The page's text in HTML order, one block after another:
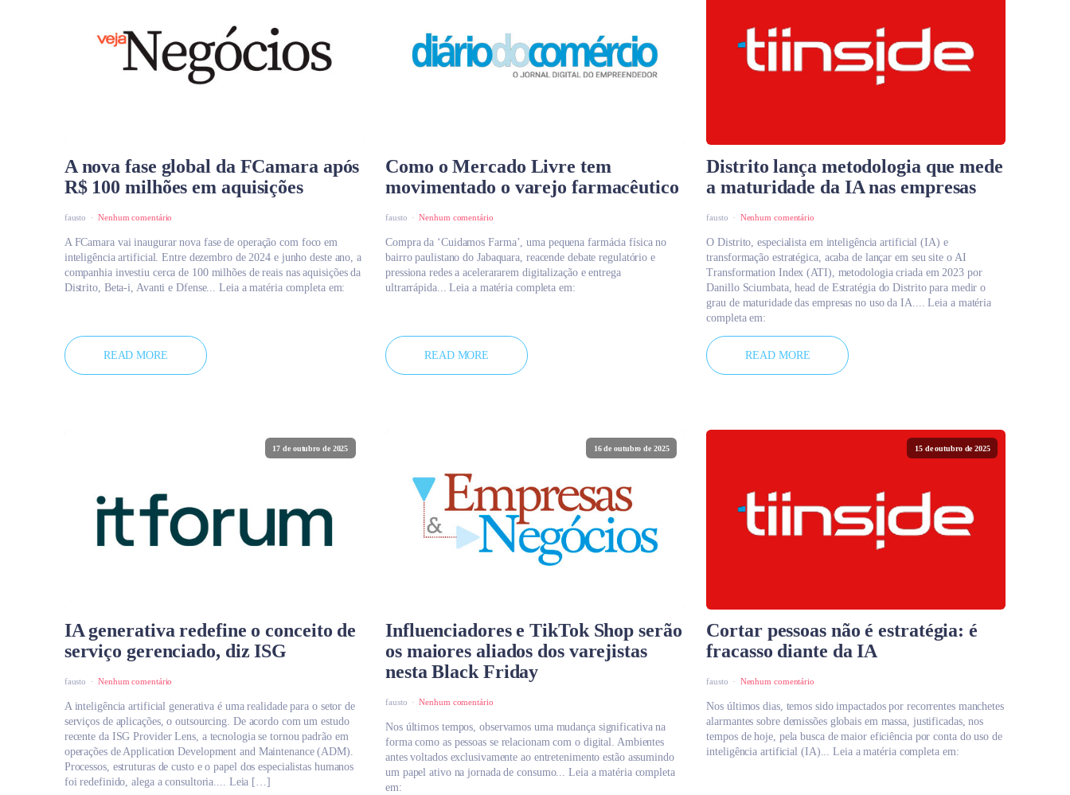
A nova fase global da FCamara após
R$ 100 milhões em aquisições
fausto Nenhum comentário
A FCamara vai inaugurar nova fase de operação com foco em
inteligência artificial. Entre dezembro de 2024 e junho deste ano, a
companhia investiu cerca de 100 milhões de reais nas aquisições da
Distrito, Beta-i, Avanti e Dfense... Leia a matéria completa em:
READ MORE
Como o Mercado Livre tem
movimentado o varejo farmacêutico
fausto Nenhum comentário
Compra da ‘Cuidamos Farma’, uma pequena farmácia física no
bairro paulistano do Jabaquara, reacende debate regulatório e
pressiona redes a acelerararem digitalização e entrega
ultrarrápida... Leia a matéria completa em:
READ MORE
Distrito lança metodologia que mede
a maturidade da IA nas empresas
fausto Nenhum comentário
O Distrito, especialista em inteligência artificial (IA) e
transformação estratégica, acaba de lançar em seu site o AI
Transformation Index (ATI), metodologia criada em 2023 por
Danillo Sciumbata, head de Estratégia do Distrito para medir o
grau de maturidade das empresas no uso da IA.... Leia a matéria
completa em:
READ MORE
17 de outubro de 2025
IA generativa redefine o conceito de
serviço gerenciado, diz ISG
fausto Nenhum comentário
A inteligência artificial generativa é uma realidade para o setor de
serviços de aplicações, o outsourcing. De acordo com um estudo
recente da ISG Provider Lens, a tecnologia se tornou padrão em
operações de Application Development and Maintenance (ADM).
Processos, estruturas de custo e o papel dos especialistas humanos
foi redefinido, alega a consultoria.... Leia […]
16 de outubro de 2025
Influenciadores e TikTok Shop serão
os maiores aliados dos varejistas
nesta Black Friday
fausto Nenhum comentário
Nos últimos tempos, observamos uma mudança significativa na
forma como as pessoas se relacionam com o digital. Ambientes
antes voltados exclusivamente ao entretenimento estão assumindo
um papel ativo na jornada de consumo... Leia a matéria completa
em:
15 de outubro de 2025
Cortar pessoas não é estratégia: é
fracasso diante da IA
fausto Nenhum comentário
Nos últimos dias, temos sido impactados por recorrentes manchetes
alarmantes sobre demissões globais em massa, justificadas, nos
tempos de hoje, pela busca de maior eficiência por conta do uso de
inteligência artificial (IA)... Leia a matéria completa em: